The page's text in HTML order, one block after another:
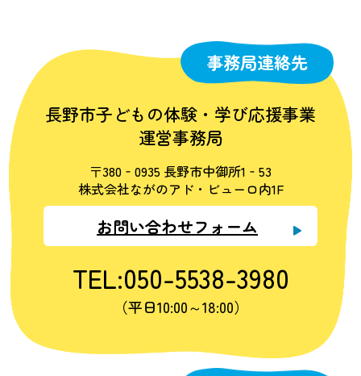
事務局連絡先
長野市子どもの体験・学び応援事業
運営事務局
〒380‐0935 長野市中御所1‐53
株式会社ながのアド・ビューロ内1F
お問い合わせフォーム
TEL:050-5538-3980
（平日10:00～18:00）